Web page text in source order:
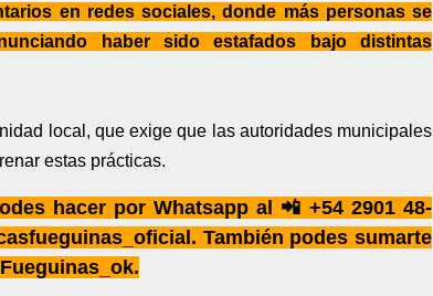
en redes sociales, donde más personas se
haber sido estafados bajo distintas
local, que exige que las autoridades municipales
estas prácticas.
hacer por Whatsapp al 📲 +54 2901 48-
También podes sumarte